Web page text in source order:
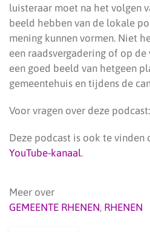
luisteraar moet na het volgen
beeld hebben van de lokale
mening kunnen vormen. Niet
een raadsvergadering of op
een goed beeld van hetgeen
gemeentehuis en tijdens de
Voor vragen over deze podcast:
Deze podcast is ook te vinden
YouTube-kanaal.
Meer over
GEMEENTE RHENEN, RHENEN